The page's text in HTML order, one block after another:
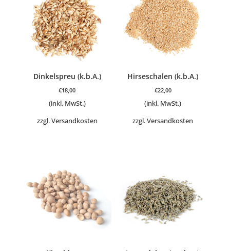
Dinkelspreu (k.b.A.)
€18,00
(inkl. MwSt.)
zzgl.Versandkosten
Hirseschalen (k.b.A.)
€22,00
(inkl. MwSt.)
zzgl.Versandkosten